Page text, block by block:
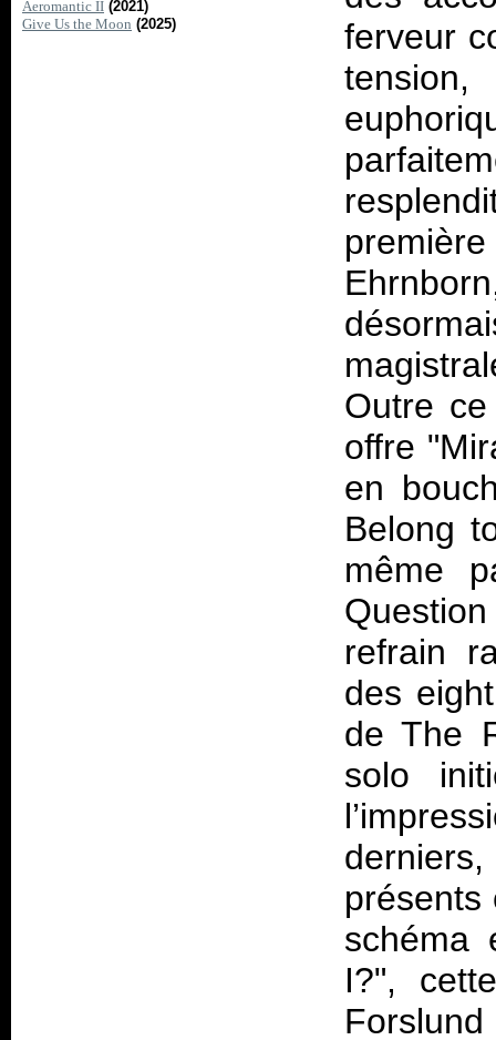
Aeromantic II (2021)
Give Us the Moon (2025)
ferveur
Outre ce
offre
en
Belong
même
refrain
des
de The
solo
présents
schéma
I?",